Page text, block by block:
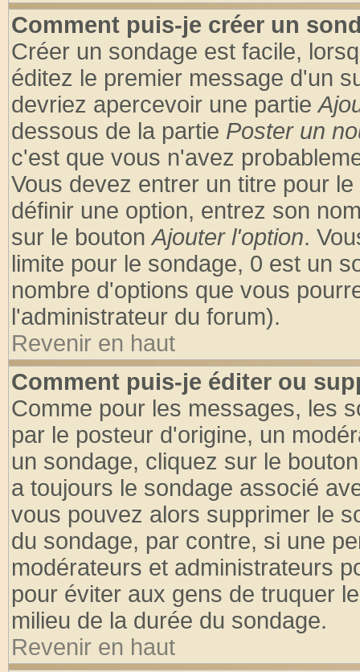
Comment puis-je créer un
Créer un sondage est facile,
éditez le premier message d'un
devriez apercevoir une partie
dessous de la partie Poster un
c'est que vous n'avez
Vous devez entrer un titre pour
définir une option, entrez son
sur le boutonAjouter l'option.
limite pour le sondage, 0 est un
nombre d'options que vous
l'administrateur du forum).
Revenir en haut
Comment puis-je éditer ou
Comme pour les messages, les
par le posteur d'origine, un
un sondage, cliquez sur le
a toujours le sondage associé
vous pouvez alors supprimer le
du sondage, par contre, si une
modérateurs et administrateurs
pour éviter aux gens de truquer
milieu de la durée du sondage.
Revenir en haut